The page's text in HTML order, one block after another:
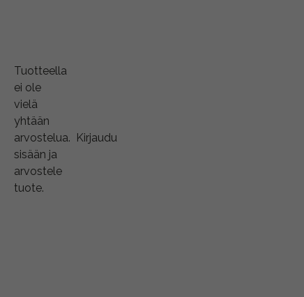
Tuotteella
ei ole
vielä
yhtään
arvostelua. Kirjaudu
sisään ja
arvostele
tuote.